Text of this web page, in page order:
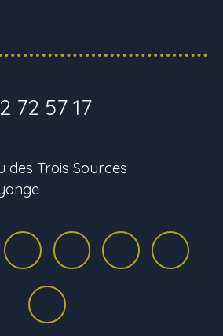
72 57 17
des Trois Sources